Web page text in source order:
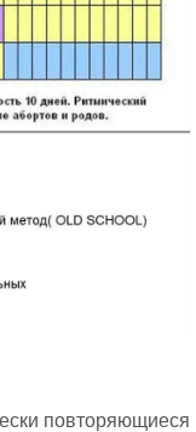
повторяющиеся